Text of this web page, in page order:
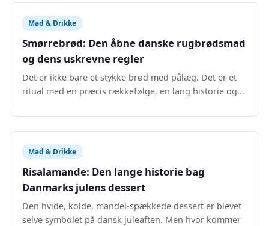
Mad & Drikke
Smørrebrød: Den åbne danske rugbrødsmad
og dens uskrevne regler
Det er ikke bare et stykke brød med pålæg. Det er et
ritual med en præcis rækkefølge, en lang historie og...
Mad & Drikke
Risalamande: Den lange historie bag
Danmarks julens dessert
Den hvide, kolde, mandel-spækkede dessert er blevet
selve symbolet på dansk juleaften. Men hvor kommer